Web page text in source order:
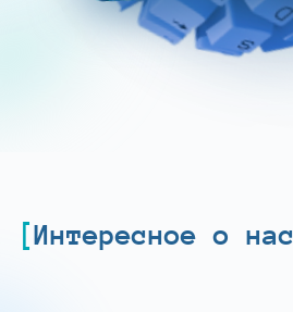
Интересное о нас